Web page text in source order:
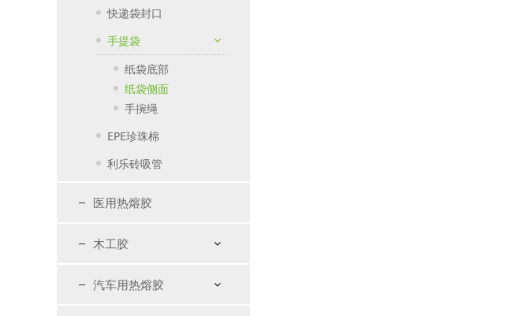
快递袋封口
手提袋
纸袋底部
纸袋侧面
手捥绳
EPE珍珠棉
利乐砖吸管
医用热熔胶
木工胶
汽车用热熔胶